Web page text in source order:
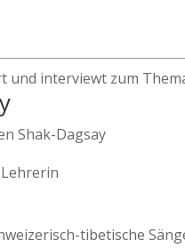
interviewt zum
tibetische